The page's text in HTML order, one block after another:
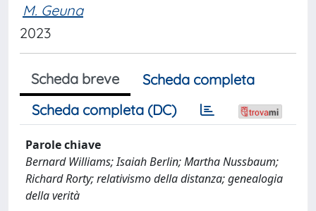
M. Geuna
2023
Scheda breve
Scheda completa
Scheda completa (DC)
Parole chiave
Bernard Williams; Isaiah Berlin; Martha Nussbaum;
Richard Rorty; relativismo della distanza; genealogia
della verità